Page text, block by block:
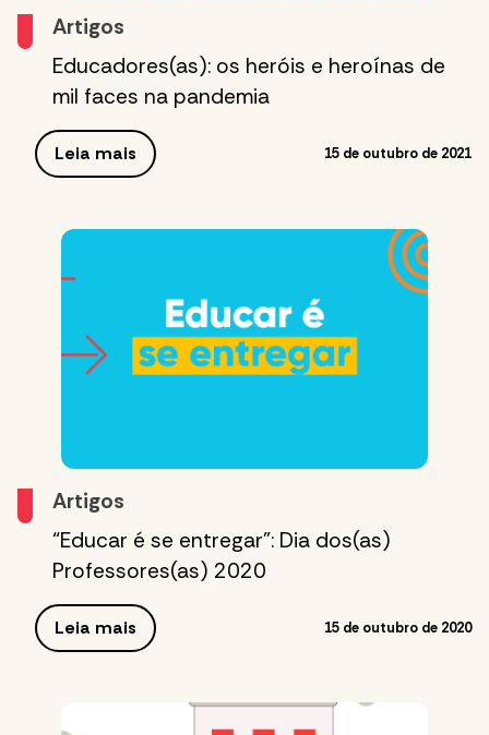
Artigos
Educadores(as): os heróis e heroínas de
mil faces na pandemia
Leia mais 15 de outubro de 2021
Artigos
“Educar é se entregar”: Dia dos(as)
Professores(as) 2020
Leia mais 15 de outubro de 2020